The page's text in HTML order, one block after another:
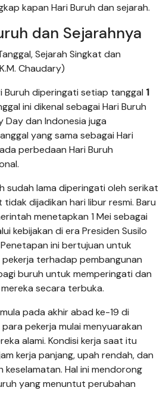
kapan Hari Buruh dan sejarah.
dan Sejarahnya
Sejarah Singkat dan
Chaudary)
Buruh diperingati setiap tanggal 1
ini dikenal sebagai Hari Buruh
Day dan Indonesia juga
yang sama sebagai Hari
perbedaan Hari Buruh
sudah lama diperingati oleh serikat
dijadikan hari libur resmi. Baru
menetapkan 1 Mei sebagai
kebijakan di era Presiden Susilo
ini bertujuan untuk
terhadap pembangunan
buruh untuk memperingati dan
secara terbuka.
pada akhir abad ke-19 di
pekerja mulai menyuarakan
alami. Kondisi kerja saat itu
kerja panjang, upah rendah, dan
keselamatan. Hal ini mendorong
yang menuntut perubahan